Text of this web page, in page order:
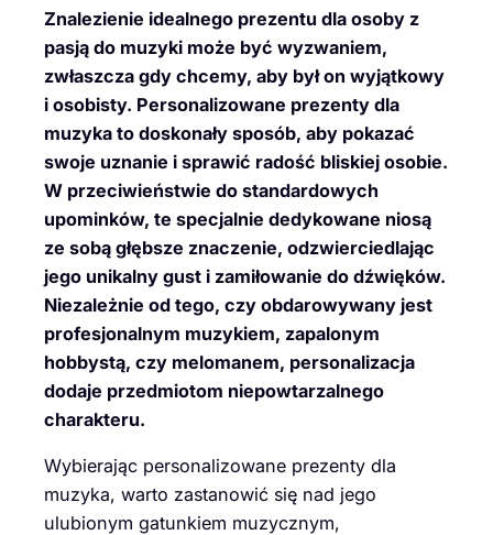
Znalezienie idealnego prezentu dla osoby z
pasją do muzyki może być wyzwaniem,
zwłaszcza gdy chcemy, aby był on wyjątkowy
i osobisty. Personalizowane prezenty dla
muzyka to doskonały sposób, aby pokazać
swoje uznanie i sprawić radość bliskiej osobie.
W przeciwieństwie do standardowych
upominków, te specjalnie dedykowane niosą
ze sobą głębsze znaczenie, odzwierciedlając
jego unikalny gust i zamiłowanie do dźwięków.
Niezależnie od tego, czy obdarowywany jest
profesjonalnym muzykiem, zapalonym
hobbystą, czy melomanem, personalizacja
dodaje przedmiotom niepowtarzalnego
charakteru.
Wybierając personalizowane prezenty dla
muzyka, warto zastanowić się nad jego
ulubionym gatunkiem muzycznym,